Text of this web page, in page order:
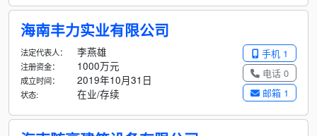
海南丰力实业有限公司
手机 1
电话 0
邮箱 1
法定代表人： 李燕雄
注册资金： 1000万元
成立时间： 2019年10月31日
状态: 在业/存续